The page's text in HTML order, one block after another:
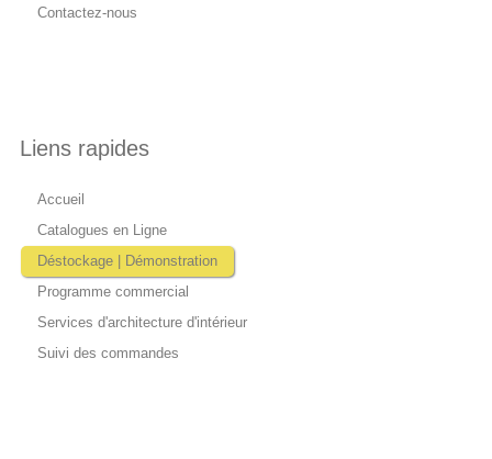
Liens rapides
Accueil
Catalogues en Ligne
Déstockage | Démonstration
Programme commercial
Services d'architecture d'intérieur
Suivi des commandes
Contactez-nous